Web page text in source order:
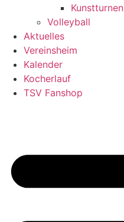
Kunstturnen
Volleyball
Aktuelles
Vereinsheim
Kalender
Kocherlauf
TSV Fanshop